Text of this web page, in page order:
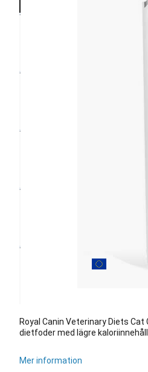
Royal Canin Veterinary Diets
dietfoder med lägre
Mer information